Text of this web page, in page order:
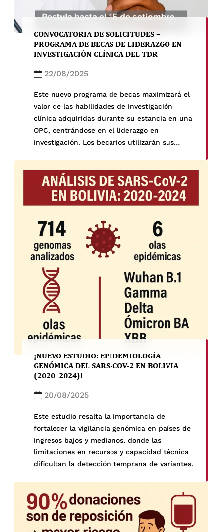
CONVOCATORIA DE SOLICITUDES –
PROGRAMA DE BECAS DE LIDERAZGO EN
INVESTIGACIÓN CLÍNICA DEL TDR
22/08/2025
Este nuevo programa de becas maximizará el
valor de las habilidades de investigación
clínica adquiridas durante su estancia en una
OPC, centrándose en el liderazgo en
investigación. Los becarios utilizarán sus
comunicarse eficazmente con los miembros
de un equipo multidisciplinario.
¡NUEVO ESTUDIO: EPIDEMIOLOGÍA
GENÓMICA DEL SARS-COV-2 EN BOLIVIA
(2020–2024)!
20/08/2025
Este estudio resalta la importancia de
fortalecer la vigilancia genómica en países de
ingresos bajos y medianos, donde las
limitaciones en recursos y capacidad técnica
dificultan la detección temprana de variantes.